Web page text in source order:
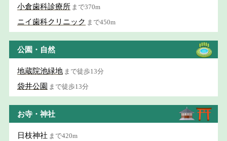
小倉歯科診療所 まで370m
ニイ歯科クリニック まで450m
公園・自然
地蔵院池緑地 まで徒歩13分
袋井公園 まで徒歩13分
お寺・神社
日枝神社 まで420m